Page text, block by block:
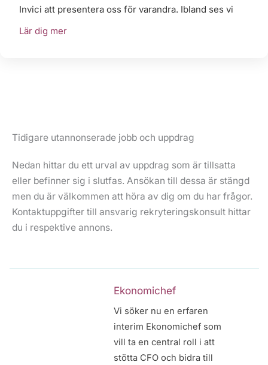
Invici att presentera oss för varandra. Ibland ses vi
Lär dig mer
Tidigare utannonserade jobb och uppdrag
Nedan hittar du ett urval av uppdrag som är tillsatta
eller befinner sig i slutfas. Ansökan till dessa är stängd
men du är välkommen att höra av dig om du har frågor.
Kontaktuppgifter till ansvarig rekryteringskonsult hittar
du i respektive annons.
Ekonomichef
Vi söker nu en erfaren
interim Ekonomichef som
vill ta en central roll i att
stötta CFO och bidra till